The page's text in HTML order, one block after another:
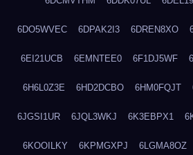
6DO5WVEC 6DPAK2I3 6DREN8XO
6EI21UCB 6EMNTEE0 6F1DJ5WF
6H6L0Z3E 6HD2DCBO 6HM0FQJT
6JGSI1UR 6JQL3WKJ 6K3EBPX1
6KOOILKY 6KPMGXPJ 6LGMA8OZ